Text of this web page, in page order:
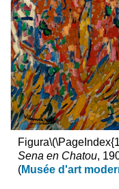
Figura
Sena en Chatou,
(Musée d'art